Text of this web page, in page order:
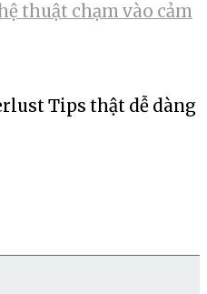
thuật chạm vào cảm
Tips thật dễ dàng